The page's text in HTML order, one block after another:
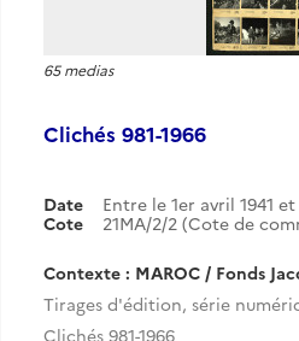
65 medias
Clichés 981-1966
Date
Entre le 1er avril 1941
Cote
21MA/2/2 (Cote de
Contexte : MAROC / Fonds
Tirages d'édition, série
Clichés 981-1966